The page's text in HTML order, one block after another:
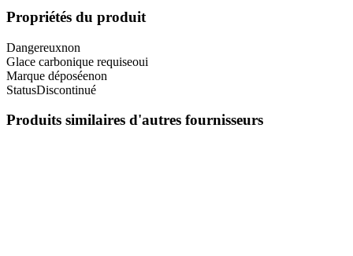
Propriétés du produit
Dangereuxnon
Glace carbonique requiseoui
Marque déposéenon
StatusDiscontinué
Produits similaires d'autres fournisseurs